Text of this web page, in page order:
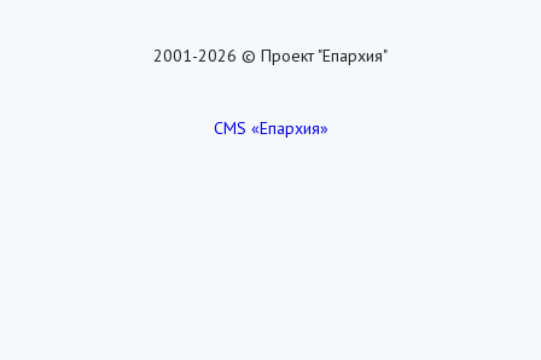
2001-2026 © Проект "Епархия"
CMS «Епархия»